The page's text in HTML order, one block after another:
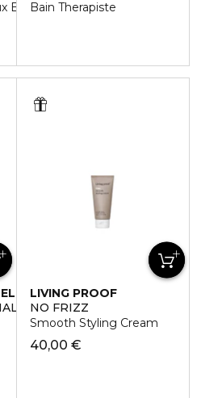
Brillance et Nutrition
Bain Therapiste
LIVING PROOF
NO FRIZZ
Smooth Styling Cream
40,00 €